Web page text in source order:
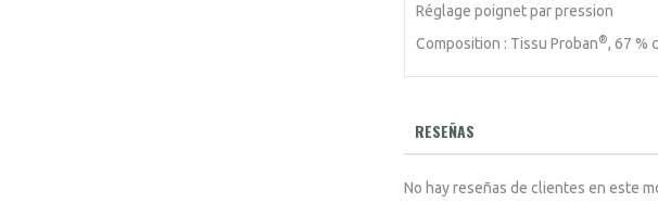
Réglage poignet par pression
Composition : Tissu Proban®, 67
RESEÑAS
No hay reseñas de clientes en este